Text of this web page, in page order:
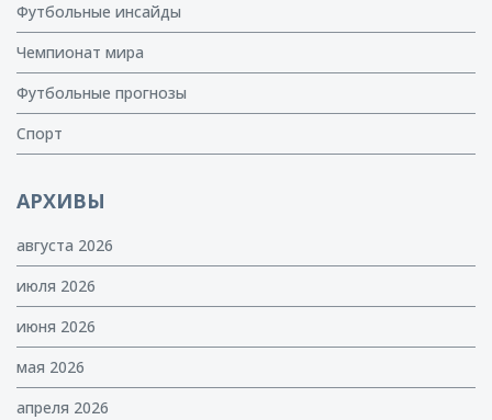
Футбольные инсайды
Чемпионат мира
Футбольные прогнозы
Спорт
АРХИВЫ
августа 2026
июля 2026
июня 2026
мая 2026
апреля 2026